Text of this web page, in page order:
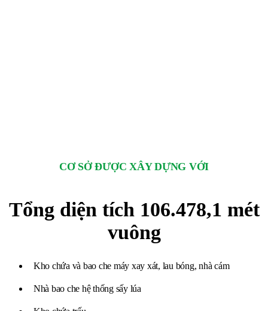
CƠ SỞ ĐƯỢC XÂY DỰNG VỚI
Tổng diện tích 106.478,1 mét
vuông
Kho chứa và bao che máy xay xát, lau bóng, nhà cám
Nhà bao che hệ thống sấy lúa